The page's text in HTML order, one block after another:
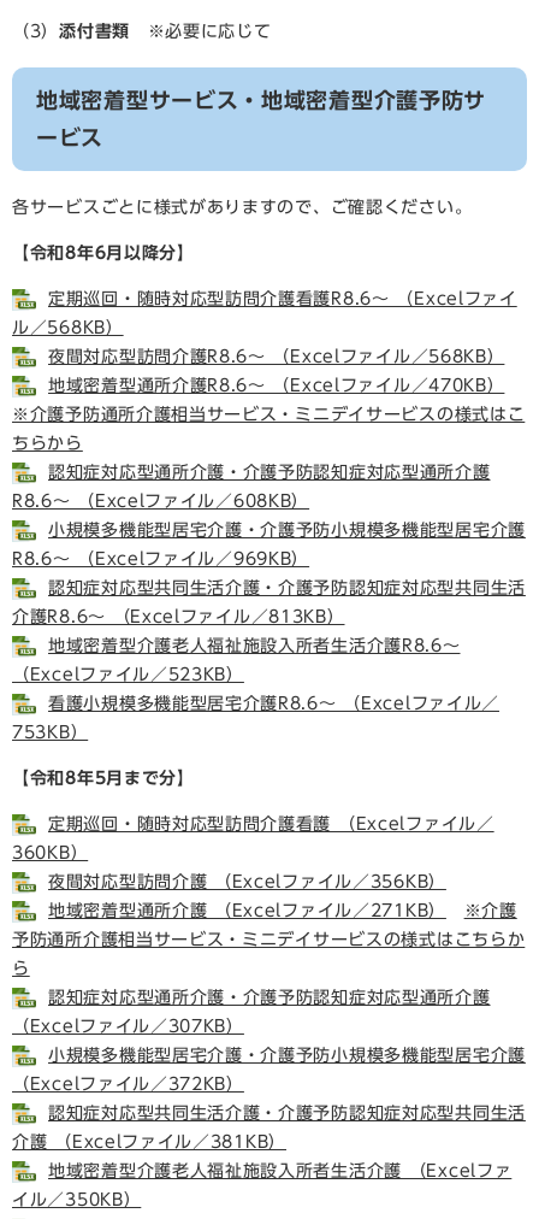
（3）添付書類 ※必要に応じて
地域密着型サービス・地域密着型介護予防サ
ービス
各サービスごとに様式がありますので、ご確認ください。
【令和8年6月以降分】
定期巡回・随時対応型訪問介護看護R8.6～ （Excelファイ
ル／568KB）
夜間対応型訪問介護R8.6～ （Excelファイル／568KB）
地域密着型通所介護R8.6～ （Excelファイル／470KB）
※介護予防通所介護相当サービス・ミニデイサービスの様式はこ
ちらから
認知症対応型通所介護・介護予防認知症対応型通所介護
R8.6～ （Excelファイル／608KB）
小規模多機能型居宅介護・介護予防小規模多機能型居宅介護
R8.6～ （Excelファイル／969KB）
認知症対応型共同生活介護・介護予防認知症対応型共同生活
介護R8.6～ （Excelファイル／813KB）
地域密着型介護老人福祉施設入所者生活介護R8.6～
（Excelファイル／523KB）
看護小規模多機能型居宅介護R8.6～ （Excelファイル／
753KB）
【令和8年5月まで分】
定期巡回・随時対応型訪問介護看護 （Excelファイル／
360KB）
夜間対応型訪問介護 （Excelファイル／356KB）
地域密着型通所介護 （Excelファイル／271KB）
※介護
予防通所介護相当サービス・ミニデイサービスの様式はこちらか
ら
認知症対応型通所介護・介護予防認知症対応型通所介護
（Excelファイル／307KB）
小規模多機能型居宅介護・介護予防小規模多機能型居宅介護
（Excelファイル／372KB）
認知症対応型共同生活介護・介護予防認知症対応型共同生活
介護 （Excelファイル／381KB）
地域密着型介護老人福祉施設入所者生活介護 （Excelファ
イル／350KB）